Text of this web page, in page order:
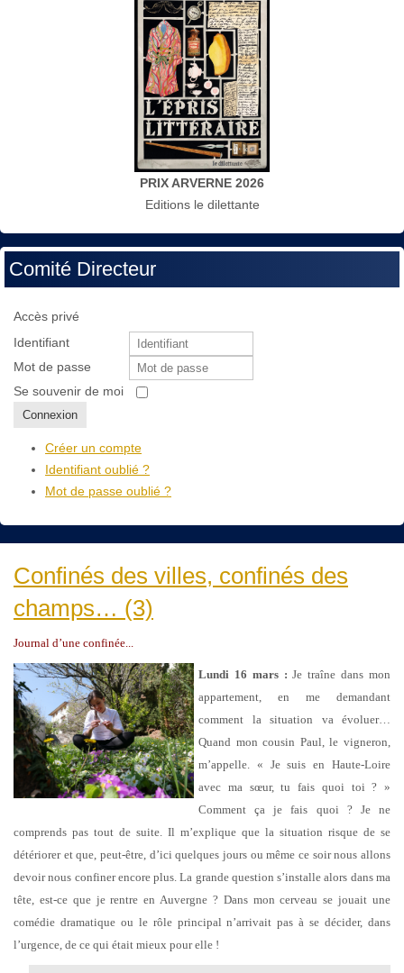
PRIX ARVERNE 2026
Editions le dilettante
Comité Directeur
Accès privé
Identifiant
Mot de passe
Se souvenir de moi
Connexion
Créer un compte
Identifiant oublié ?
Mot de passe oublié ?
Confinés des villes, confinés des
champs… (3)
Journal d’une confinée...
Lundi 16 mars : Je traîne dans mon
appartement, en me demandant
comment la situation va évoluer…
Quand mon cousin Paul, le vigneron,
m’appelle. « Je suis en Haute-Loire
avec ma sœur, tu fais quoi toi ? »
Comment ça je fais quoi ? Je ne
comprends pas tout de suite. Il m’explique que la situation risque de se
détériorer et que, peut-être, d’ici quelques jours ou même ce soir nous allons
devoir nous confiner encore plus. La grande question s’installe alors dans ma
tête, est-ce que je rentre en Auvergne ? Dans mon cerveau se jouait une
comédie dramatique ou le rôle principal n’arrivait pas à se décider, dans
l’urgence, de ce qui était mieux pour elle !